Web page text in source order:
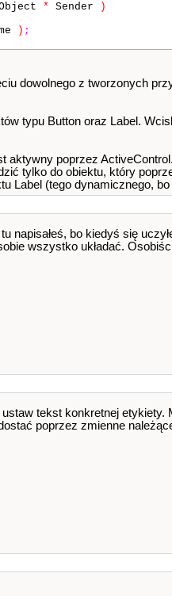
* Sender
)
) ;
dowolnego z tworzonych
typu Button oraz Label.
aktywny poprzez
tylko do obiektu, który
Label (tego dynamicznego,
napisałeś, bo kiedyś się
wszystko układać.
tekst konkretnej
poprzez zmienne